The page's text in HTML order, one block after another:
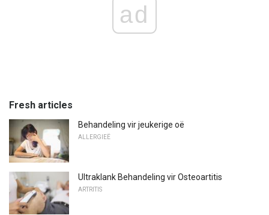
ad
Fresh articles
Behandeling vir jeukerige oë
ALLERGIEË
Ultraklank Behandeling vir Osteoartitis
ARTRITIS